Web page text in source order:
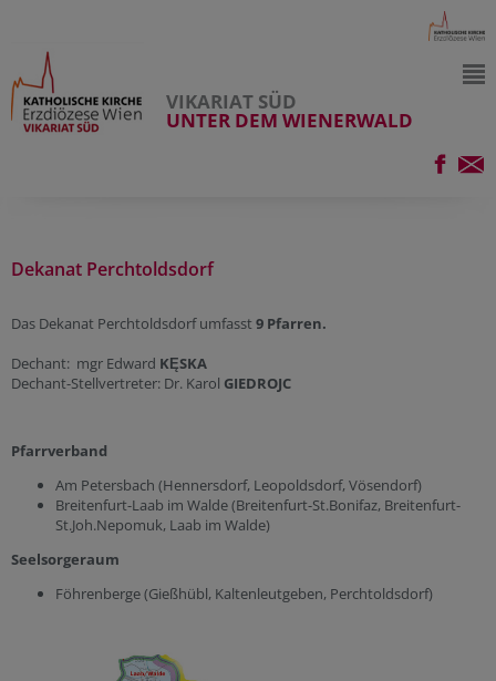
VIKARIAT SÜD
UNTER DEM WIENERWALD
Dekanat Perchtoldsdorf
Das Dekanat Perchtoldsdorf umfasst 9 Pfarren.
Dechant: mgr Edward KĘSKA
Dechant-Stellvertreter: Dr. Karol GIEDROJC
Pfarrverband
Am Petersbach (Hennersdorf, Leopoldsdorf, Vösendorf)
Breitenfurt-Laab im Walde (Breitenfurt-St.Bonifaz, Breitenfurt-
St.Joh.Nepomuk, Laab im Walde)
Seelsorgeraum
Föhrenberge (Gießhübl, Kaltenleutgeben, Perchtoldsdorf)